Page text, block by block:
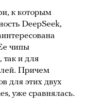
к которым
DeepSeek,
чипы
так и для
Причем
для этих двух
уже сравнялась.